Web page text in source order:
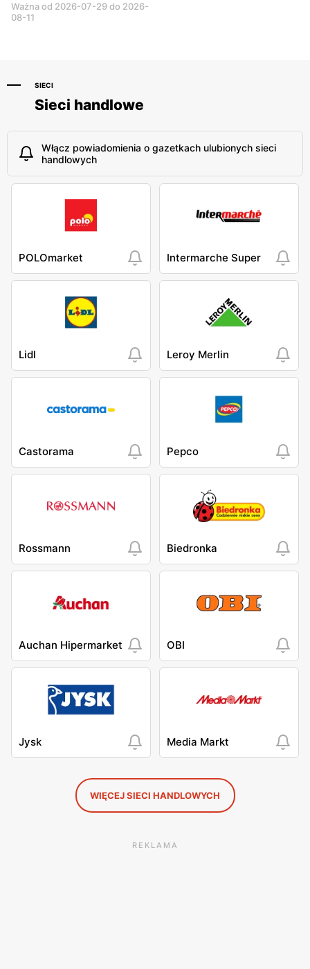
Ważna od 2026-07-29 do 2026-
08-11
SIECI
Sieci handlowe
Włącz powiadomienia o gazetkach ulubionych sieci
handlowych
POLOmarket Intermarche Super
Lidl Leroy Merlin
Castorama Pepco
Rossmann Biedronka
Auchan Hipermarket OBI
Jysk Media Markt
WIĘCEJ SIECI HANDLOWYCH
REKLAMA